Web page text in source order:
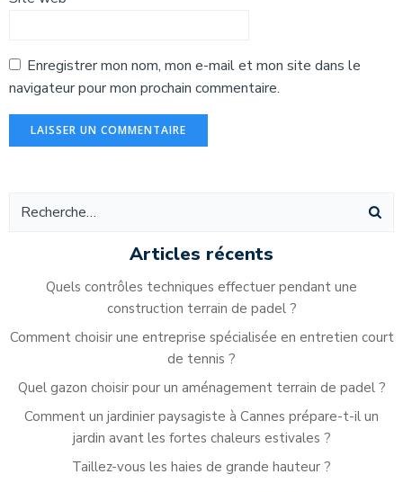
Enregistrer mon nom, mon e-mail et mon site dans le
navigateur pour mon prochain commentaire.
Articles récents
Quels contrôles techniques effectuer pendant une
construction terrain de padel ?
Comment choisir une entreprise spécialisée en entretien court
de tennis ?
Quel gazon choisir pour un aménagement terrain de padel ?
Comment un jardinier paysagiste à Cannes prépare-t-il un
jardin avant les fortes chaleurs estivales ?
Taillez-vous les haies de grande hauteur ?